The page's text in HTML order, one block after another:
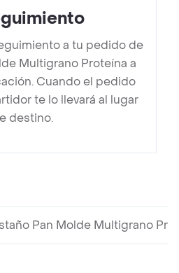
a tu pedido de
Multigrano Proteína a
Cuando el pedido
te lo llevará al lugar
destino.
Pan Molde Multigrano